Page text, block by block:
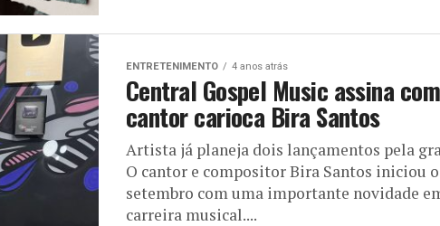
ENTRETENIMENTO 4 anos atrás
Central Gospel Music assina
cantor carioca Bira Santos
Artista já planeja dois lançamentos pela
O cantor e compositor Bira Santos iniciou
setembro com uma importante novidade
carreira musical....